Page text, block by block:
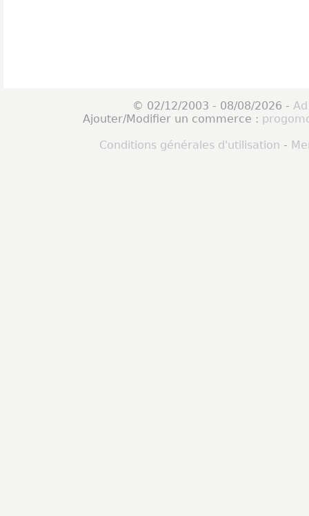
© 02/12/2003 - 08/08/2026 -
Ajouter/Modifier un commerce :
Conditions générales d'utilisation -